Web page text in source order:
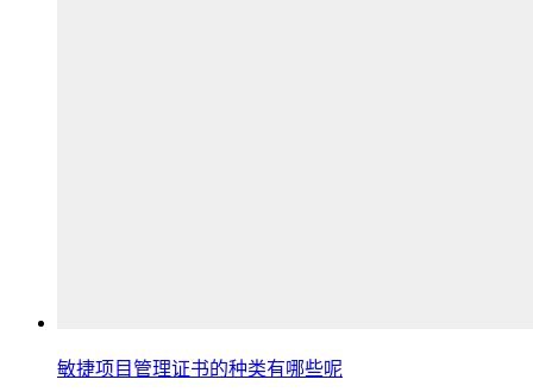
敏捷项目管理证书的种类有哪些呢